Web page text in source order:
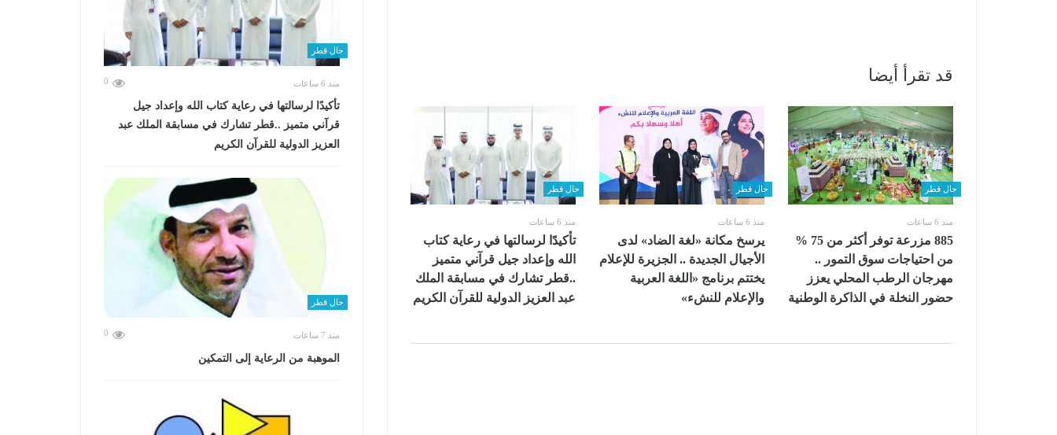
قد تقرأ أيضا
حال قطر
منذ 6 ساعات
885 مزرعة توفر أكثر من 75 %
من احتياجات سوق التمور ..
مهرجان الرطب المحلي يعزز
حضور النخلة في الذاكرة الوطنية
حال قطر
منذ 6 ساعات
يرسخ مكانة «لغة الضاد» لدى
الأجيال الجديدة .. الجزيرة للإعلام
يختتم برنامج «اللغة العربية
والإعلام للنشء»
حال قطر
منذ 6 ساعات
تأكيدًا لرسالتها في رعاية كتاب
الله وإعداد جيل قرآني متميز
..قطر تشارك في مسابقة الملك
عبد العزيز الدولية للقرآن الكريم
حال قطر
منذ 6 ساعات 0
تأكيدًا لرسالتها في رعاية كتاب الله وإعداد جيل
قرآني متميز ..قطر تشارك في مسابقة الملك عبد
العزيز الدولية للقرآن الكريم
حال قطر
منذ 7 ساعات 0
الموهبة من الرعاية إلى التمكين